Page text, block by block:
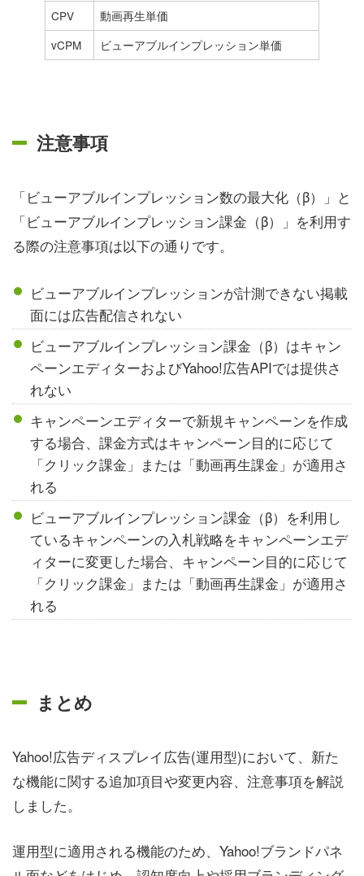
CPV
動画再生単価
vCPM
ビューアブルインプレッション単価
注意事項
「ビューアブルインプレッション数の最大化（β）」と
「ビューアブルインプレッション課金（β）」を利用す
る際の注意事項は以下の通りです。
ビューアブルインプレッションが計測できない掲載
面には広告配信されない
ビューアブルインプレッション課金（β）はキャン
ペーンエディターおよびYahoo!広告APIでは提供さ
れない
キャンペーンエディターで新規キャンペーンを作成
する場合、課金方式はキャンペーン目的に応じて
「クリック課金」または「動画再生課金」が適用さ
れる
ビューアブルインプレッション課金（β）を利用し
ているキャンペーンの入札戦略をキャンペーンエデ
ィターに変更した場合、キャンペーン目的に応じて
「クリック課金」または「動画再生課金」が適用さ
れる
まとめ
Yahoo!広告ディスプレイ広告(運用型)において、新た
な機能に関する追加項目や変更内容、注意事項を解説
しました。
運用型に適用される機能のため、Yahoo!ブランドパネ